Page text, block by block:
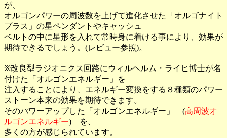
が、
オルゴンパワーの周波数を上げて進化させた「オルゴナイト
プラス」の星ペンダントやキャッシュ
ベルトの中に星形を入れて常時身に着ける事により、効果が
期待できるでしょう。(レビュー参照)。
※改良型ラジオニクス回路にウィルヘルム・ライヒ博士が名
付けた「オルゴンエネルギー」を
注入することにより、エネルギー変換をする８種類のパワー
ストーン本来の効果を期待できます。
そのパワーアップした「オルゴンエネルギー」 (高周波オ
ルゴンエネルギー) を、
多くの方が感じられています。